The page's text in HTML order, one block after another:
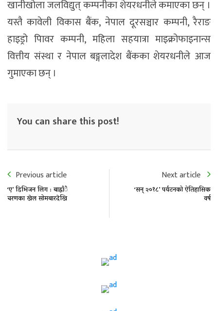
खानीखोला जलविद्युत् कम्पनीका शेयरधनीले कमाएका छन् ।
यस्तै कावेली विकास बैंक, नेपाल दूरसञ्चार कम्पनी, रैराङ
हाइड्रो पािवर कम्पनी, महिला सहयात्रा माइक्रोफाइनान्स
वित्तीय संस्था र नेपाल बङ्गलादेश बैंकका शेयरधनीले आज
गुमाएका छन् ।
You can share this post!
Previous article
‘ए’ डिभिजन लिग : बाह्राँै
चरणका खेल सोमबारदेखि
Next article
‘सन् २०१८’ पर्यटनको ऐतिहासिक
वर्ष